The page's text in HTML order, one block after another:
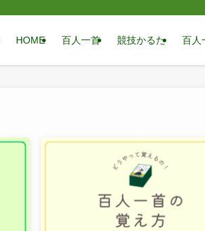
HOME 百人一首 競技かるた 百人